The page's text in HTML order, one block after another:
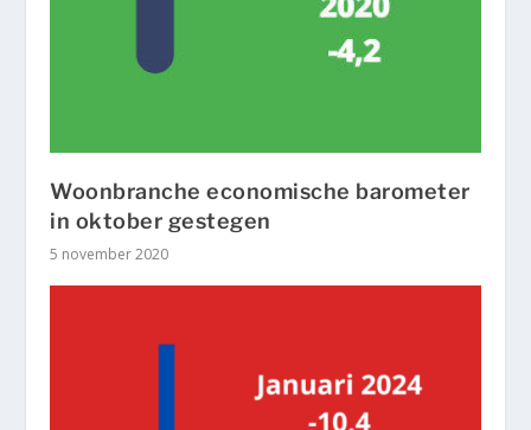
Woonbranche economische barometer
in oktober gestegen
5 november 2020